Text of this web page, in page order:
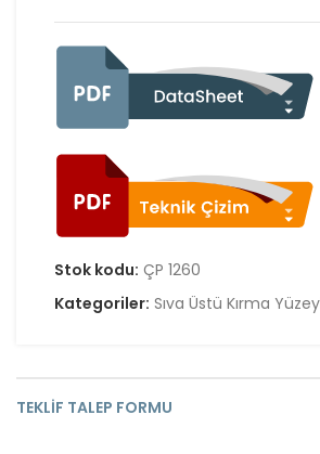
Stok kodu: ÇP 1260
Kategoriler: Sıva Üstü Kırma
TEKLIF TALEP FORMU